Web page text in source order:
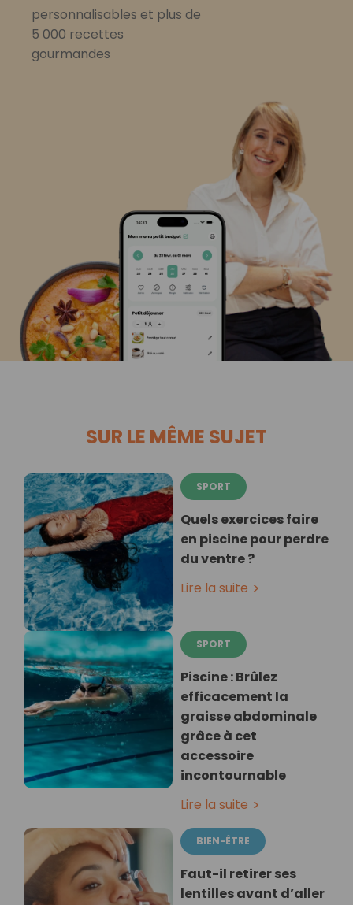
personnalisables et plus de
5 000 recettes
gourmandes
SUR LE MÊME SUJET
SPORT
Quels exercices faire
en piscine pour perdre
du ventre ?
Lire la suite
SPORT
Piscine : Brûlez
efficacement la
graisse abdominale
grâce à cet
accessoire
incontournable
Lire la suite
BIEN-ÊTRE
Faut-il retirer ses
lentilles avant d’aller